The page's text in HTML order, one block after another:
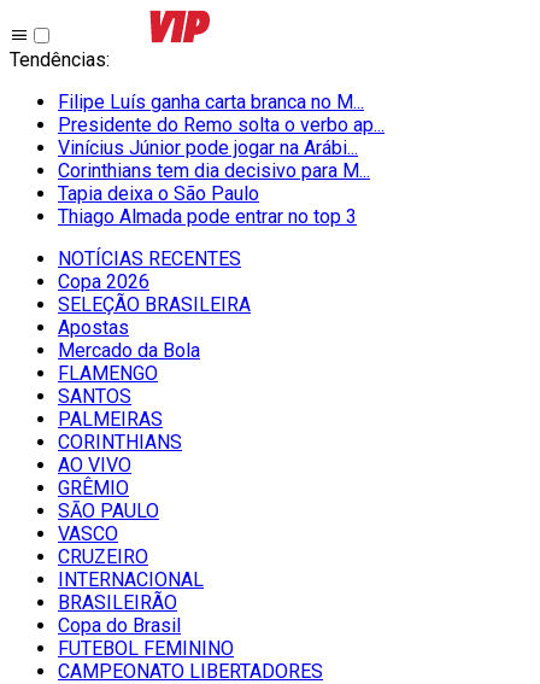
Tendências:
Filipe Luís ganha carta branca no M...
Presidente do Remo solta o verbo ap...
Vinícius Júnior pode jogar na Arábi...
Corinthians tem dia decisivo para M...
Tapia deixa o São Paulo
Thiago Almada pode entrar no top 3
NOTÍCIAS RECENTES
Copa 2026
SELEÇÃO BRASILEIRA
Apostas
Mercado da Bola
FLAMENGO
SANTOS
PALMEIRAS
CORINTHIANS
AO VIVO
GRÊMIO
SĀO PAULO
VASCO
CRUZEIRO
INTERNACIONAL
BRASILEIRÃO
Copa do Brasil
FUTEBOL FEMININO
CAMPEONATO LIBERTADORES